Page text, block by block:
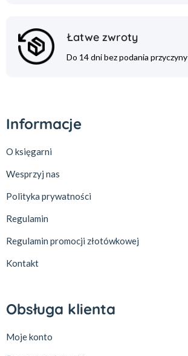
Łatwe zwroty
Do 14 dni bez podania przyczyny
Informacje
O księgarni
Wesprzyj nas
Polityka prywatności
Regulamin
Regulamin promocji złotówkowej
Kontakt
Obsługa klienta
Moje konto